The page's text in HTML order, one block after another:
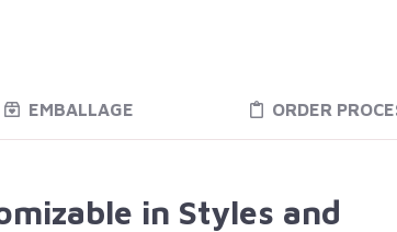
EMBALLAGE ORDER
in Styles and